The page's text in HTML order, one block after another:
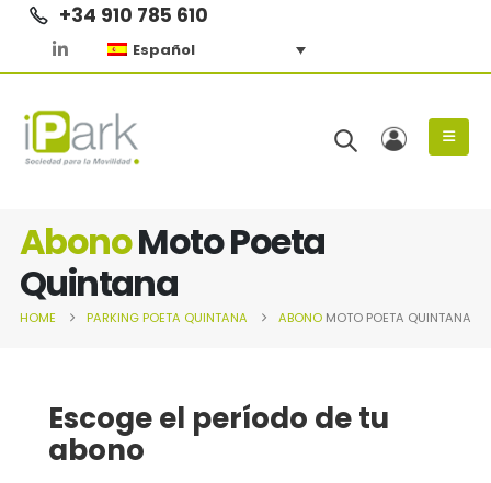
+34 910 785 610
Español
AbonoMoto Poeta
Quintana
HOME PARKINGPOETA QUINTANA ABONOMOTO POETA QUINTANA
Escoge el período de tu
abono